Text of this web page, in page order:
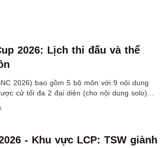
2026: Lịch thi đấu và thể
2026) bao gồm 5 bộ môn với 9 nội dung
cử tối đa 2 đại diện (cho nội dung solo)
- Khu vực LCP: TSW giành